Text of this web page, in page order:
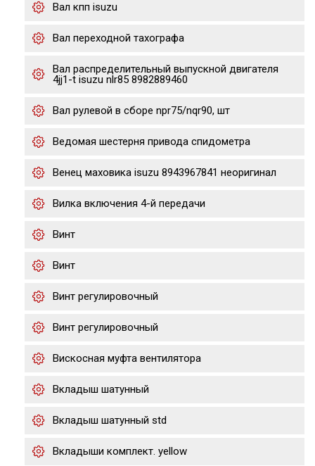
Вал кпп isuzu
Вал переходной тахографа
Вал распределительный выпускной двигателя
4jj1-t isuzu nlr85 8982889460
Вал рулевой в сборе npr75/nqr90, шт
Ведомая шестерня привода спидометра
Венец маховика isuzu 8943967841 неоригинал
Вилка включения 4-й передачи
Винт
Винт
Винт регулировочный
Винт регулировочный
Вискосная муфта вентилятора
Вкладыш шатунный
Вкладыш шатунный std
Вкладыши комплект. yellow